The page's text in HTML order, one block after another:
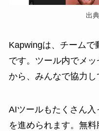
出
Kapwingは、チームで
です。ツール内でメ
から、みんなで協力し
AIツールもたくさん
を進められます。無